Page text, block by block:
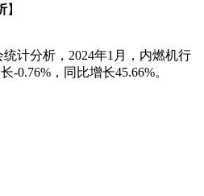
】
分析，2024年1月，内燃机行
-0.76%，同比增长45.66%。